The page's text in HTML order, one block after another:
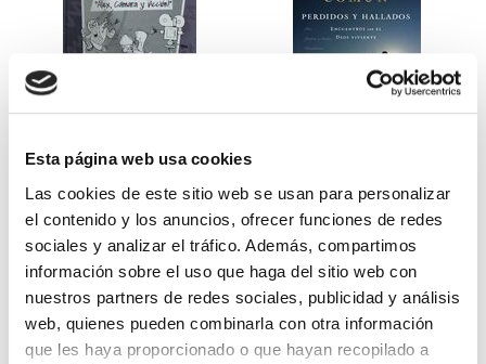
Esta página web usa cookies
Las cookies de este sitio web se usan para personalizar
el contenido y los anuncios, ofrecer funciones de redes
sociales y analizar el tráfico. Además, compartimos
información sobre el uso que haga del sitio web con
nuestros partners de redes sociales, publicidad y análisis
web, quienes pueden combinarla con otra información
que les haya proporcionado o que hayan recopilado a
Miguel Ángel Gómez & Pedro
Garrido
9,99€ 0,50€ (5%)
9,49€
Stock:-
Comprar
Max Lucado
15,20€
Comprar